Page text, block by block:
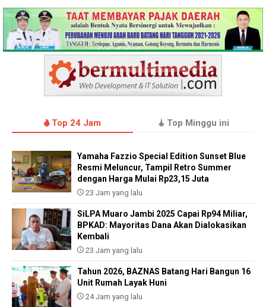
Top 24 Jam Top Minggu ini
Yamaha Fazzio Special Edition Sunset Blue
Resmi Meluncur, Tampil Retro Summer
dengan Harga Mulai Rp23,15 Juta
23 Jam yang lalu
SiLPA Muaro Jambi 2025 Capai Rp94 Miliar,
BPKAD: Mayoritas Dana Akan Dialokasikan
Kembali
23 Jam yang lalu
Tahun 2026, BAZNAS Batang Hari Bangun 16
Unit Rumah Layak Huni
24 Jam yang lalu